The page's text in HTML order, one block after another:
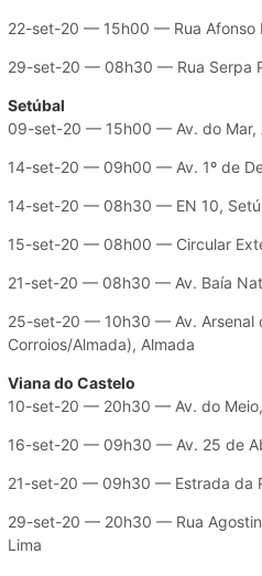
22-set-20 — 15h00 — Rua Afonso
29-set-20 — 08h30 — Rua Serpa
Setúbal
09-set-20 — 15h00 — Av. do Mar,
14-set-20 — 09h00 — Av. 1º de
14-set-20 — 08h30 — EN 10,
15-set-20 — 08h00 — Circular
21-set-20 — 08h30 — Av. Baía
25-set-20 — 10h30 — Av. Arsenal
Corroios/Almada), Almada
Viana do Castelo
10-set-20 — 20h30 — Av. do Meio,
16-set-20 — 09h30 — Av. 25 de
21-set-20 — 09h30 — Estrada da
29-set-20 — 20h30 — Rua
Lima